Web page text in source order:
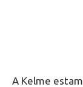
A Kelme